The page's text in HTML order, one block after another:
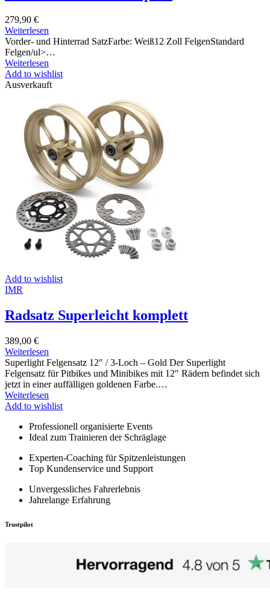
279,90 €
Weiterlesen
Vorder- und Hinterrad SatzFarbe: Weiß12 Zoll FelgenStandard
Felgen/ul>…
Weiterlesen
Add to wishlist
Ausverkauft
Add to wishlist
IMR
Radsatz Superleicht komplett
389,00 €
Weiterlesen
Superlight Felgensatz 12″ / 3-Loch – Gold Der Superlight
Felgensatz für Pitbikes und Minibikes mit 12″ Rädern befindet sich
jetzt in einer auffälligen goldenen Farbe.…
Weiterlesen
Add to wishlist
Professionell organisierte Events
Ideal zum Trainieren der Schräglage
Experten-Coaching für Spitzenleistungen
Top Kundenservice und Support
Unvergessliches Fahrerlebnis
Jahrelange Erfahrung
Trustpilot